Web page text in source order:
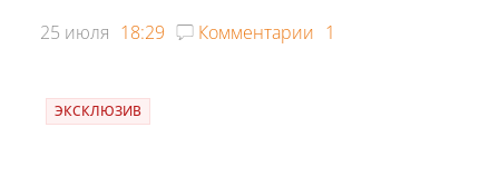
25 июля 18:29 Комментарии 1
ЭКСКЛЮЗИВ